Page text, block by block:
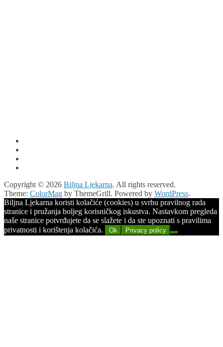
Copyright © 2026 Biljna Ljekarna. All rights reserved.
Theme: ColorMag by ThemeGrill. Powered by WordPress.
Biljna Ljekarna koristi kolačiće (cookies) u svrhu pravilnog rada
stranice i pružanja boljeg korisničkog iskustva. Nastavkom pregleda
naše stranice potvrđujete da se slažete i da ste upoznati s pravilima
privatnosti i korištenja kolačića.
Ok Privacy policy